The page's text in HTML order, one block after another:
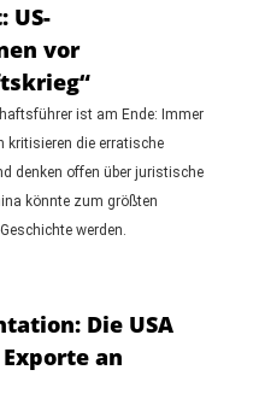
US-
vor
ist am Ende: Immer
kritisieren die erratische
denken offen über juristische
könnte zum größten
werden.
Die USA
an